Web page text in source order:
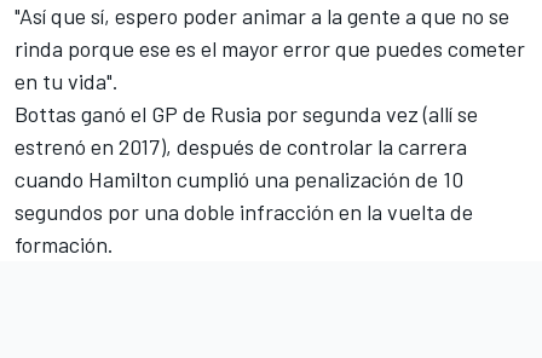
"Así que sí, espero poder animar a la gente a que no se
rinda porque ese es el mayor error que puedes cometer
en tu vida".
Bottas ganó el GP de Rusia por segunda vez (allí se
estrenó en 2017), después de controlar la carrera
cuando Hamilton cumplió una penalización de 10
segundos por una doble infracción en la vuelta de
formación.